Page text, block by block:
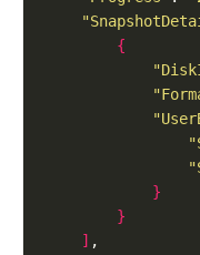
{
}
}
]